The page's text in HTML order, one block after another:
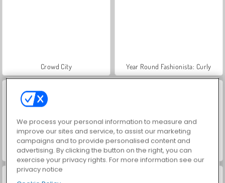
Crowd City Year Round Fashionista: Curly
Hidden Object: Street of Secrets VegaMix Da Vinci Puzzles
We process your personal information to measure and
improve our sites and service, to assist our marketing
campaigns and to provide personalised content and
advertising. By clicking the button on the right, you can
exercise your privacy rights. For more information see our
privacy notice